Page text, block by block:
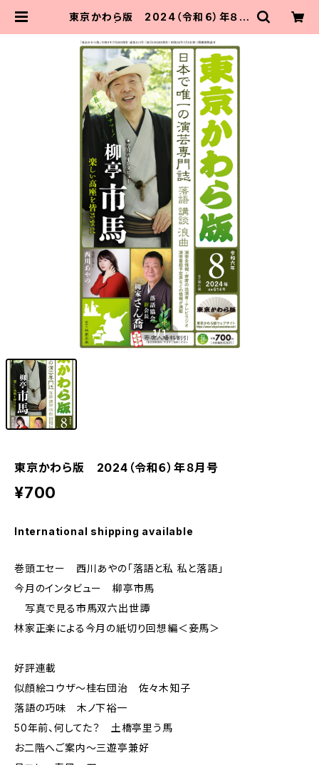
東京かわら版 2024（令和６）年８月
1/1
東京かわら版 2024（令和６）年８月号
¥700
International shipping available
巻頭エセー 西川あやの「落語と私 私と落語」
今月のインタビュー 柳亭市馬
写真で見る市馬双六出世譚
林家正楽による今月の紙切り回想編＜妾馬＞
好評連載
似顔絵コウザ～桂右団治 佐々木知子
落語の巧味 木ノ下裕一
50年前、何してた？ 土橋亭里う馬
お二階へご案内～三遊亭兼好